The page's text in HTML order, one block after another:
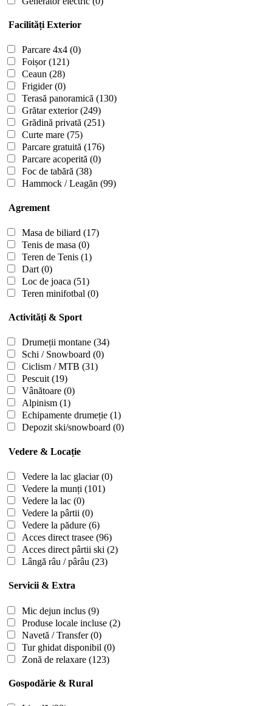
Facilități Exterior
Parcare 4x4 (0)
Foișor(121)
Ceaun (28)
Frigider(0)
Terasă panoramică (130)
Grătar exterior(249)
Grădină privată (251)
Curte mare (75)
Parcare gratuită (176)
Parcare acoperită (0)
Foc de tabără (38)
Hammock / Leagăn (99)
Agrement
Masa de biliard (17)
Tenis de masa (0)
Teren de Tenis (1)
Dart (0)
Loc de joaca (51)
Teren minifotbal (0)
Activități & Sport
Drumeții montane (34)
Schi / Snowboard (0)
Ciclism / MTB (31)
Pescuit(19)
Vânătoare (0)
Alpinism (1)
Echipamente drumeție (1)
Depozit ski/snowboard (0)
Vedere & Locație
Vedere la lac glaciar(0)
Vedere la munți (101)
Vedere la lac (0)
Vedere la pârtii (0)
Vedere la pădure (6)
Acces direct trasee (96)
Acces direct pârtii ski (2)
Lângă râu / pârâu (23)
Servicii & Extra
Mic dejun inclus (9)
Produse locale incluse (2)
Navetă / Transfer(0)
Tur ghidat disponibil (0)
Zonă de relaxare (123)
Gospodărie & Rural